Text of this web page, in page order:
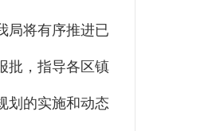
局将有序推进已
批，指导各区镇
划的实施和动态